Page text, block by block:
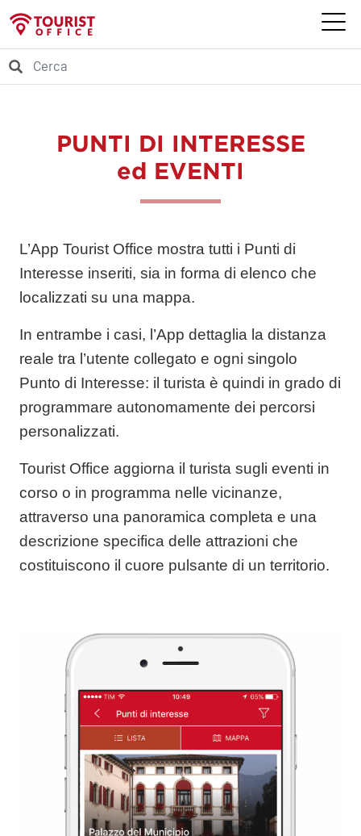
PUNTI DI INTERESSE
ed EVENTI
L’App Tourist Office mostra tutti i Punti di
Interesse inseriti, sia in forma di elenco che
localizzati su una mappa.
In entrambe i casi, l’App dettaglia la distanza
reale tra l’utente collegato e ogni singolo
Punto di Interesse: il turista è quindi in grado di
programmare autonomamente dei percorsi
personalizzati.
Tourist Office aggiorna il turista sugli eventi in
corso o in programma nelle vicinanze,
attraverso una panoramica completa e una
descrizione specifica delle attrazioni che
costituiscono il cuore pulsante di un territorio.